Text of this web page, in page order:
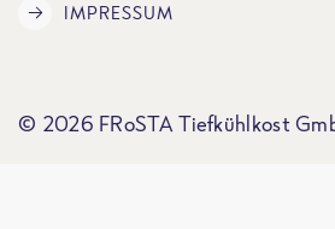
IMPRESSUM
© 2026 FRoSTA Tiefkühlkost